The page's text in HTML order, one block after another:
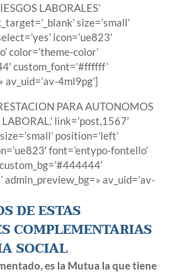
LABORALES’
size=’small’
icon=’ue823′
color=’theme-color’
custom_font=’#ffffff’
4ml9pg’]
PARA AUTONOMOS
link=’post,1567′
position=’left’
font=’entypo-fontello’
av_uid=’av-
DE ESTAS
COMPLEMENTARIAS
SOCIAL
es la Mutua la que tiene